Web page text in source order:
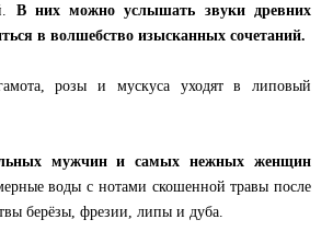
В них можно услышать звуки древних
в волшебство изысканных сочетаний.
розы и мускуса уходят в липовый
мужчин и самых нежных женщин
воды с нотами скошенной травы после
берёзы, фрезии, липы и дуба.